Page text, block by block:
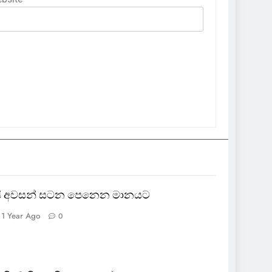
අවසන් සටන පෙනෙන මානයට
1 Year Ago 0